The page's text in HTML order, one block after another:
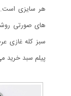
هر سایزی
های صورتی
سبز کله غازی
پیلم سبد خرید